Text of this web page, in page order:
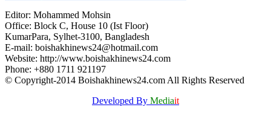
Editor: Mohammed Mohsin
Office: Block C, House 10 (Ist Floor)
KumarPara, Sylhet-3100, Bangladesh
E-mail: boishakhinews24@hotmail.com
Website: http://www.boishakhinews24.com
Phone: +880 1711 921197
© Copyright-2014 Boishakhinews24.com All Rights Reserved
Developed By Mediait